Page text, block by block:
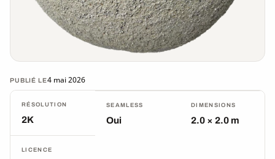
PUBLIÉ LE4 mai 2026
RÉSOLUTION
2K
SEAMLESS
Oui
DIMENSIONS
2.0 × 2.0 m
LICENCE